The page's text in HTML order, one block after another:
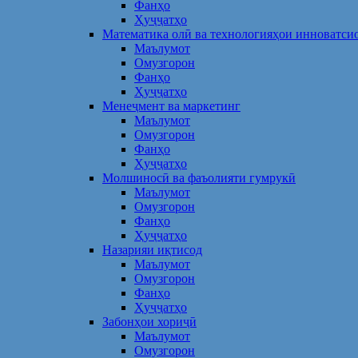
Фанҳо
Ҳуҷҷатҳо
Математика олӣ ва технологияҳои
Маълумот
Омузгорон
Фанҳо
Ҳуҷҷатҳо
Менеҷмент ва маркетинг
Маълумот
Омузгорон
Фанҳо
Ҳуҷҷатҳо
Молшиносӣ ва фаъолияти гумрукӣ
Маълумот
Омузгорон
Фанҳо
Ҳуҷҷатҳо
Назарияи иқтисод
Маълумот
Омузгорон
Фанҳо
Ҳуҷҷатҳо
Забонҳои хориҷӣ
Маълумот
Омузгорон